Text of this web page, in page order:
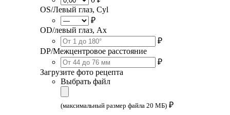
OS/Левый глаз, Cyl
₽
OD/левый глаз, Ax
₽
DP/Межцентровое расстояние
₽
Загрузите фото рецепта
Выбрать файл
(максимальный размер файла 20 МБ) ₽